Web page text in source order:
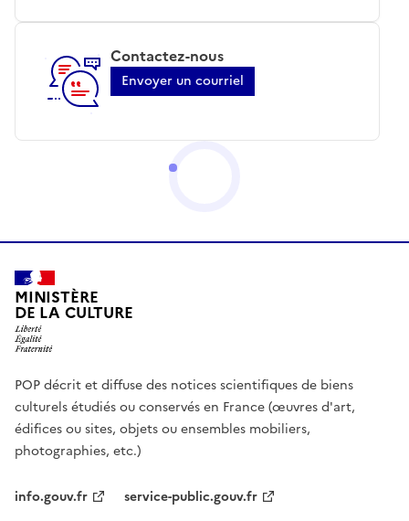
Contactez-nous
Envoyer un courriel
MINISTÈRE
DE LA CULTURE
POP décrit et diffuse des notices scientifiques de biens
culturels étudiés ou conservés en France (œuvres d'art,
édifices ou sites, objets ou ensembles mobiliers,
photographies, etc.)
info.gouv.fr service-public.gouv.fr